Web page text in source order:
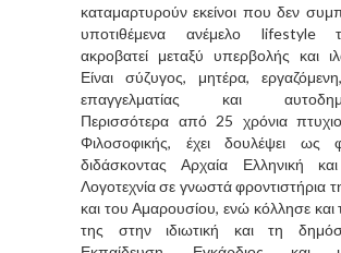
καταμαρτυρούν εκείνοι που δεν
υποτιθέμενα ανέμελο lifestyle
ακροβατεί μεταξύ υπερβολής και
Είναι σύζυγος, μητέρα,
επαγγελματίας και
Περισσότερα από 25 χρόνια
Φιλοσοφικής, έχει δουλέψει ως
διδάσκοντας Αρχαία Ελληνική και
Λογοτεχνία σε γνωστά φροντιστήρια
και του Αμαρουσίου, ενώ κόλλησε και
της στην ιδιωτική και τη